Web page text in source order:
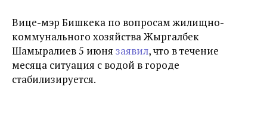
Вице-мэр Бишкека по вопросам жилищно-
коммунального хозяйства Жыргалбек
Шамыралиев 5 июня заявил, что в течение
месяца ситуация с водой в городе
стабилизируется.